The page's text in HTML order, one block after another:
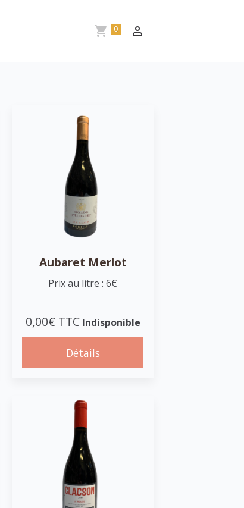
0
Aubaret Merlot
Prix au litre : 6€
0,00€ TTC Indisponible
Détails